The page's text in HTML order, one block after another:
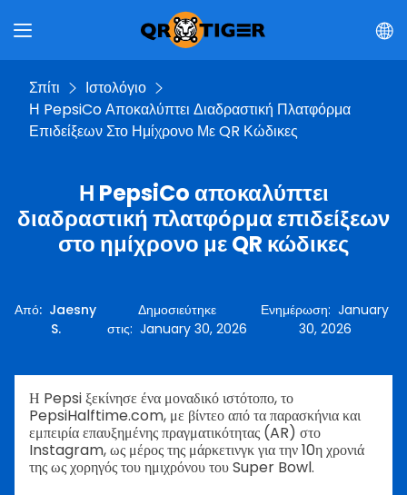
Σπίτι
Ιστολόγιο
Η PepsiCo Αποκαλύπτει Διαδραστική Πλατφόρμα
Επιδείξεων Στο Ημίχρονο Με QR Κώδικες
Η PepsiCo αποκαλύπτει
διαδραστική πλατφόρμα επιδείξεων
στο ημίχρονο με QR κώδικες
Από: Jaesny
S.
Δημοσιεύτηκε
στις: January 30, 2026
Ενημέρωση:January
30, 2026
Η Pepsi ξεκίνησε ένα μοναδικό ιστότοπο, το
PepsiHalftime.com, με βίντεο από τα παρασκήνια και
εμπειρία επαυξημένης πραγματικότητας (AR) στο
Instagram, ως μέρος της μάρκετινγκ για την 10η χρονιά
της ως χορηγός του ημιχρόνου του Super Bowl.